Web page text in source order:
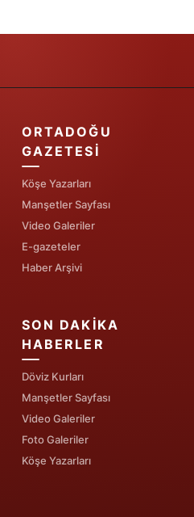
Bartın
Iğdır
Yalova
Karabük
Kilis
Düzce
ORTADOĞU
GAZETESI
Köşe Yazarları
Manşetler Sayfası
Video Galeriler
E-gazeteler
Haber Arşivi
SON DAKIKA
HABERLER
Döviz Kurları
Manşetler Sayfası
Video Galeriler
Foto Galeriler
Köşe Yazarları